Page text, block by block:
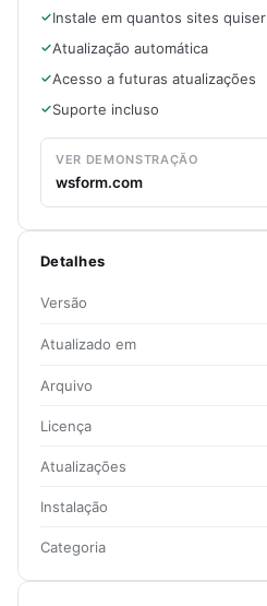
Instale em quantos sites quiser
Atualização automática
Acesso a futuras atualizações
Suporte incluso
VER DEMONSTRAÇÃO
wsform.com
Detalhes
Versão
Atualizado em
Arquivo
Licença
Atualizações
Instalação
Categoria